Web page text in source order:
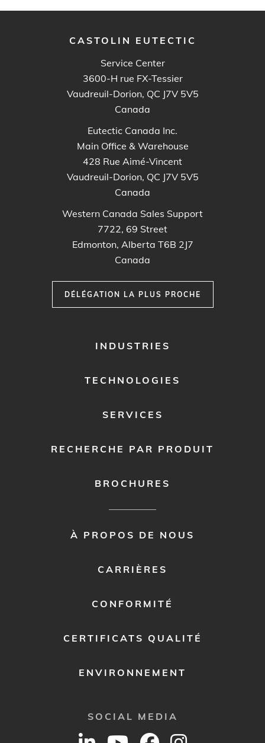
CASTOLIN EUTECTIC
Service Center
3600-H rue FX-Tessier
Vaudreuil-Dorion, QC J7V 5V5
Canada
Eutectic Canada Inc.
Main Office & Warehouse
428 Rue Aimé-Vincent
Vaudreuil-Dorion, QC J7V 5V5
Canada
Western Canada Sales Support
7722, 69 Street
Edmonton, Alberta T6B 2J7
Canada
DÉLÉGATION LA PLUS PROCHE
INDUSTRIES
TECHNOLOGIES
SERVICES
RECHERCHE PAR PRODUIT
BROCHURES
À PROPOS DE NOUS
CARRIÈRES
CONFORMITÉ
CERTIFICATS QUALITÉ
ENVIRONNEMENT
SOCIAL MEDIA